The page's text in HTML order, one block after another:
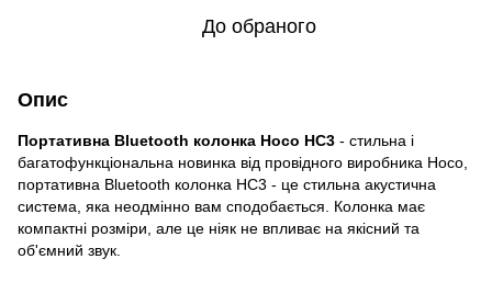
До обраного
Опис
Портативна Bluetooth колонка Hoco HC3 - стильна і
багатофункціональна новинка від провідного виробника Носо,
портативна Bluetooth колонка НС3 - це стильна акустична
система, яка неодмінно вам сподобається. Колонка має
компактні розміри, але це ніяк не впливає на якісний та
об'ємний звук.